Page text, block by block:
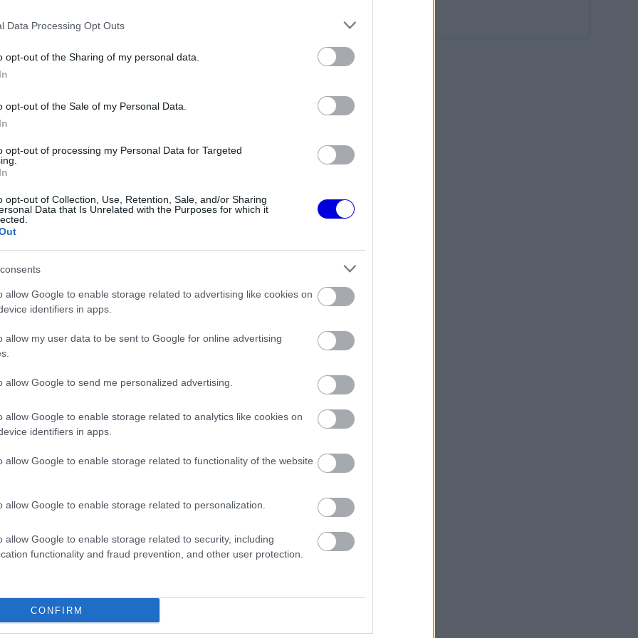
Data Processing Opt Outs
opt-out of the Sharing of my personal data.
opt-out of the Sale of my Personal Data.
opt-out of processing my Personal Data for Targeted
opt-out of Collection, Use, Retention, Sale, and/or Sharing
Data that Is Unrelated with the Purposes for which it
allow Google to enable storage related to advertising like cookies on
identifiers in apps.
allow my user data to be sent to Google for online advertising
allow Google to send me personalized advertising.
allow Google to enable storage related to analytics like cookies on
identifiers in apps.
allow Google to enable storage related to functionality of the website
allow Google to enable storage related to personalization.
allow Google to enable storage related to security, including
functionality and fraud prevention, and other user protection.
CONFIRM
október végéig őrizte is azt.
a Red Bullhoz,
harcolhatna
FORMA-1
amikor a későbbi világbajnok
már nem is engedte ki a kezéből. Piastri
jól, ugyanis az utolsó kilenc nagydíjon
– sprintversenyeket nem számítva –
a szezon tizenötödik állomásán.
hogy egy hasonlóan kínos rekordot állítson
elsőséget, akkor nyolc világbajnoki
mögött – megelőzve Stirling Mosst,
lett világbajnok, noha négyszer második,
is szerepel a cím nélküli
Bottasegyaránt öt alkalommal vezették
szezon elején, a Ferrari új talajhatású